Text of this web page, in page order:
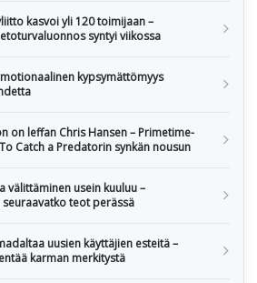
kasvoi yli 120 toimijaan –
syntyi viikossa
kypsymättömyys
on leffan Chris Hansen – Primetime-
Catch a Predatorin synkän nousun
välittäminen usein kuuluu –
seuraavatko teot perässä
uusien käyttäjien esteitä –
karman merkitystä